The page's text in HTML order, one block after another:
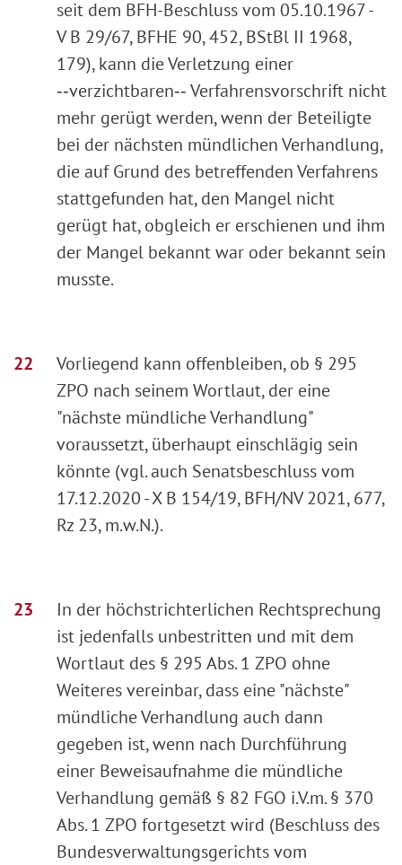
seit dem BFH-Beschluss vom 05.10.1967 -
V B 29/67, BFHE 90, 452, BStBl II 1968,
179), kann die Verletzung einer
‑‑verzichtbaren‑‑ Verfahrensvorschrift nicht
mehr gerügt werden, wenn der Beteiligte
bei der nächsten mündlichen Verhandlung,
die auf Grund des betreffenden Verfahrens
stattgefunden hat, den Mangel nicht
gerügt hat, obgleich er erschienen und ihm
der Mangel bekannt war oder bekannt sein
musste.
Vorliegend kann offenbleiben, ob § 295
ZPO nach seinem Wortlaut, der eine
"nächste mündliche Verhandlung"
voraussetzt, überhaupt einschlägig sein
könnte (vgl. auch Senatsbeschluss vom
17.12.2020 - X B 154/19, BFH/NV 2021, 677,
Rz 23, m.w.N.).
In der höchstrichterlichen Rechtsprechung
ist jedenfalls unbestritten und mit dem
Wortlaut des § 295 Abs. 1 ZPO ohne
Weiteres vereinbar, dass eine "nächste"
mündliche Verhandlung auch dann
gegeben ist, wenn nach Durchführung
einer Beweisaufnahme die mündliche
Verhandlung gemäß § 82 FGO i.V.m. § 370
Abs. 1 ZPO fortgesetzt wird (Beschluss des
Bundesverwaltungsgerichts vom